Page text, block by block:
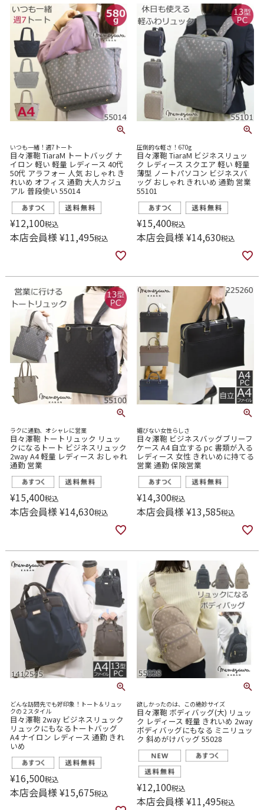
いつも一緒！週7トート
目々澤鞄 TiaraM トートバッグ ナ
イロン 軽い 軽量 レディース 40代
50代 アラフォー 人気 おしゃれ き
れいめ オフィス 通勤 大人カジュ
アル 普段使い 55014
¥12,100税込
本店会員様¥11,495税込
圧倒的な軽さ！670g
目々澤鞄 TiaraM ビジネスリュッ
ク レディース スクエア 軽い 軽量
薄型 ノートパソコン ビジネスバ
ッグ おしゃれ きれいめ 通勤 営業
55101
¥15,400税込
本店会員様¥14,630税込
ラクに通勤、オシャレに営業
目々澤鞄 トートリュック リュッ
クになるトート ビジネスリュック
2way A4 軽量 レディース おしゃれ
通勤 営業
¥15,400税込
本店会員様¥14,630税込
媚びない女性らしさ
目々澤鞄 ビジネスバッグブリーフ
ケース A4 自立する pc 書類が入る
レディース 女性 きれいめに持てる
営業 通勤 保険営業
¥14,300税込
本店会員様¥13,585税込
どんな訪問先でも好印象！トート＆リュッ
クの２スタイル
目々澤鞄 2way ビジネスリュック
リュックにもなるトートバッグ
A4 ナイロン レディース 通勤 きれ
いめ
¥16,500税込
本店会員様¥15,675税込
欲しかったのは、この絶妙サイズ
目々澤鞄 ボディバッグ(大) リュッ
ク レディース 軽量 きれいめ 2way
ボディバッグにもなる ミニリュッ
ク 斜めがけバッグ 55028
¥12,100税込
本店会員様¥11,495税込